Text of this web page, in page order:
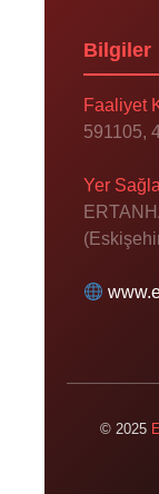
Bilgiler
Faaliyet
591105,
Yer
© 2025